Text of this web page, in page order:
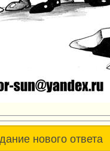
нового ответа